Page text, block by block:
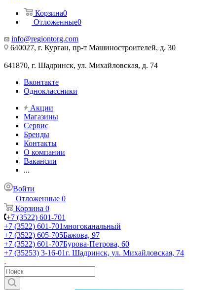
Корзина0
Отложенные0
info@regiontorg.com
640027, г. Курган, пр-т Машиностроителей, д. 30
641870, г. Шадринск, ул. Михайловская, д. 74
Вконтакте
Одноклассники
Акции
Магазины
Сервис
Бренды
Контакты
О компании
Вакансии
...
Войти
Отложенные 0
Корзина 0
+7 (3522) 601-701
+7 (3522) 601-701многоканальный
+7 (3522) 605-705Бажова, 97
+7 (3522) 601-707Бурова-Петрова, 60
+7 (35253) 3-16-01г. Шадринск, ул. Михайловская, 74